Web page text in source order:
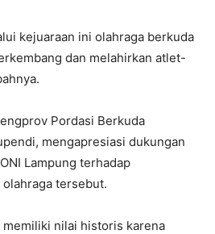
kejuaraan ini olahraga berkuda
dan melahirkan atlet-
Pordasi Berkuda
mengapresiasi dukungan
Lampung terhadap
tersebut.
memiliki nilai historis karena